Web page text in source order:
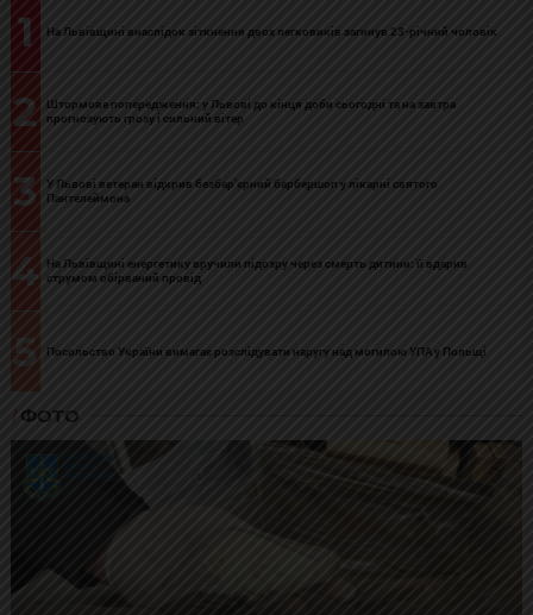
1 На Львівщині внаслідок зіткнення двох легковиків загинув 23-річний чоловік
2
Штормове попередження: у Львові до кінця доби сьогодні та на завтра
прогнозують грозу і сильний вітер
3
У Львові ветеран відкрив безбар’єрний барбершоп у лікарні святого
Пантелеймона
4
На Львівщині енергетику вручили підозру через смерть дитини: її вдарив
струмом обірваний провід
5 Посольство України вимагає розслідувати наругу над могилою УПА у Польщі
ФОТО